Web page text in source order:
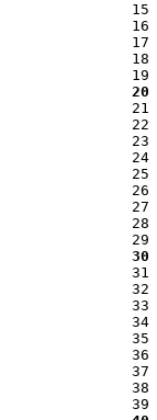
15
16
17
18
19
20
21
22
23
24
25
26
27
28
29
30
31
32
33
34
35
36
37
38
39